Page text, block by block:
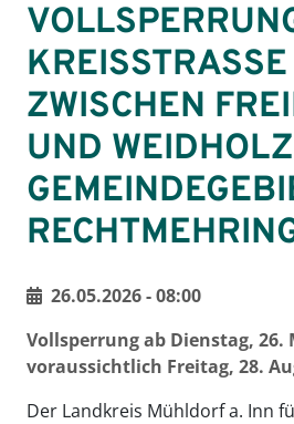
KREISSTRASSE
WISCHEN
ND WEIDHOLZ
ECHTMEHRING
26.05.2026 - 08:00
Vollsperrung ab Dienstag, 26.
voraussichtlich Freitag, 28.
Der Landkreis Mühldorf a. Inn